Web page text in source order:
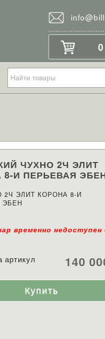
0
ЧУХНО 2Ч ЭЛИТ
8-И ПЕРЬЕВАЯ
2Ч ЭЛИТ КОРОНА 8-И
ЭБЕН
временно недоступен
артикул
140